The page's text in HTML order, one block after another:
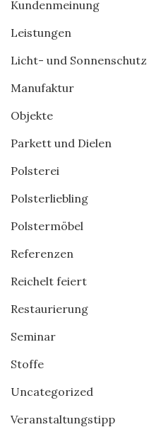
Kundenmeinung
Leistungen
Licht- und Sonnenschutz
Manufaktur
Objekte
Parkett und Dielen
Polsterei
Polsterliebling
Polstermöbel
Referenzen
Reichelt feiert
Restaurierung
Seminar
Stoffe
Uncategorized
Veranstaltungstipp